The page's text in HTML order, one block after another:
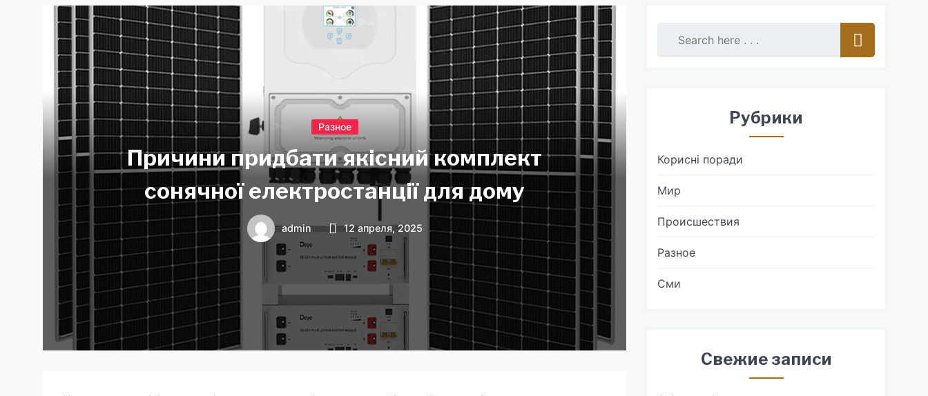
Разное
Причини придбати якісний комплект
сонячної електростанції для дому
admin 12 апреля, 2025
Рубрики
Корисні поради
Мир
Происшествия
Разное
Сми
Свежие записи